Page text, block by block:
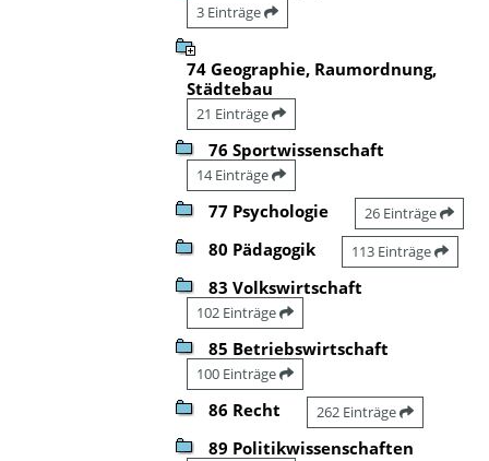
3 Einträge
74 Geographie, Raumordnung,
Städtebau
21 Einträge
76 Sportwissenschaft
14 Einträge
77 Psychologie 26 Einträge
80 Pädagogik 113 Einträge
83 Volkswirtschaft
102 Einträge
85 Betriebswirtschaft
100 Einträge
86 Recht 262 Einträge
89 Politikwissenschaften